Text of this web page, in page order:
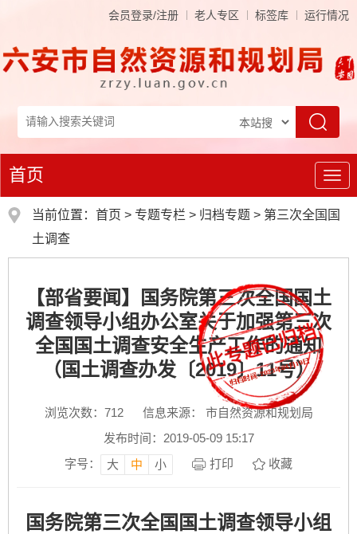
会员登录/注册 老人专区 标签库 运行情况
导
首页
当前位置： 首页 > 专题专栏 > 归档专题 > 第三次全国国
土调查
【部省要闻】国务院第三次全国国土
调查领导小组办公室关于加强第三次
全国国土调查安全生产工作的通知
（国土调查办发〔2019〕11号）
浏览次数： 712
信息来源： 市自然资源和规划局
发布时间：2019-05-09 15:17
字号：
大 中 小 打印 收藏
国务院第三次全国国土调查领导小组